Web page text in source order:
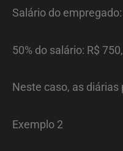
Salário do
50% do salário: R$
Neste caso, as
Exemplo 2